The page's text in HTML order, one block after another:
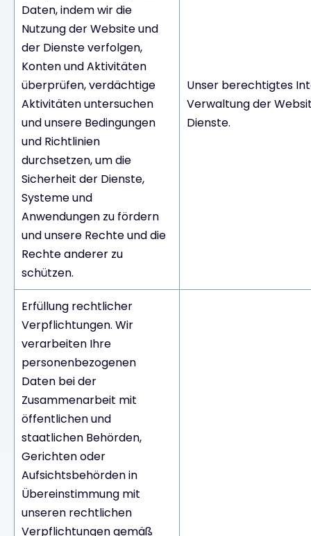
Daten, indem wir die
Nutzung der Website und
der Dienste verfolgen,
Konten und Aktivitäten
überprüfen, verdächtige
Aktivitäten untersuchen
und unsere Bedingungen
und Richtlinien
durchsetzen, um die
Sicherheit der Dienste,
Systeme und
Anwendungen zu fördern
und unsere Rechte und die
Rechte anderer zu
schützen.
Unser berechtigtes
Verwaltung der
Dienste.
Erfüllung rechtlicher
Verpflichtungen. Wir
verarbeiten Ihre
personenbezogenen
Daten bei der
Zusammenarbeit mit
öffentlichen und
staatlichen Behörden,
Gerichten oder
Aufsichtsbehörden in
Übereinstimmung mit
unseren rechtlichen
Verpflichtungen gemäß